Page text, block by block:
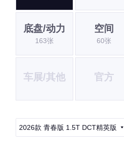
底盘/动力
163张
空间
60张
车展/其他 官方
2026款 青春版 1.5T DCT精英版